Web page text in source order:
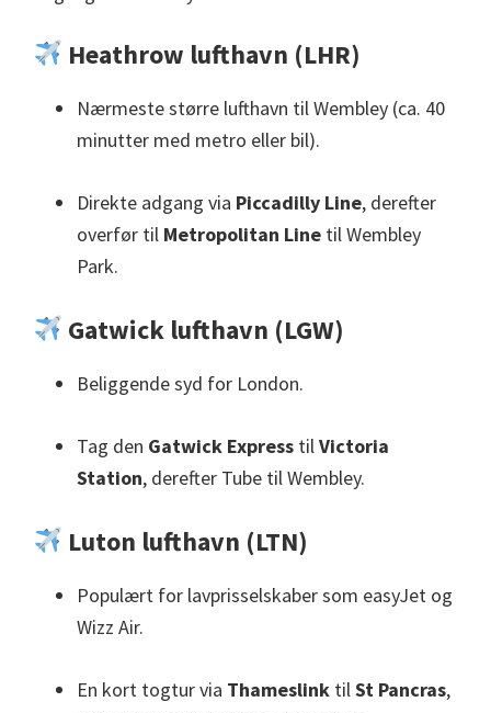
Heathrow lufthavn (LHR)
Nærmeste større lufthavn til Wembley (ca. 40
minutter med metro eller bil).
Direkte adgang via Piccadilly Line, derefter
overfør til Metropolitan Line til Wembley
Park.
Gatwick lufthavn (LGW)
Beliggende syd for London.
Tag den Gatwick Express til Victoria
Station, derefter Tube til Wembley.
Luton lufthavn (LTN)
Populært for lavprisselskaber som easyJet og
Wizz Air.
En kort togtur via Thameslink til St Pancras,